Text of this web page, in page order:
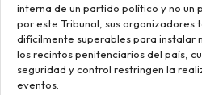
interna de un partido político y no un
por este Tribunal, sus organizadores
difícilmente superables para instalar
los recintos penitenciarios del país,
seguridad y control restringen la
eventos.